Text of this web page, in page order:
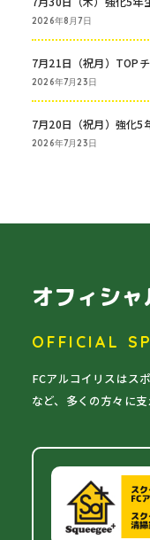
2026年8月7日
7月21日（祝月）TOP
2026年7月23日
7月20日（祝月）強
2026年7月23日
オフィシ
OFFICIAL
FCアルコイリスはス
など、多くの方々に支